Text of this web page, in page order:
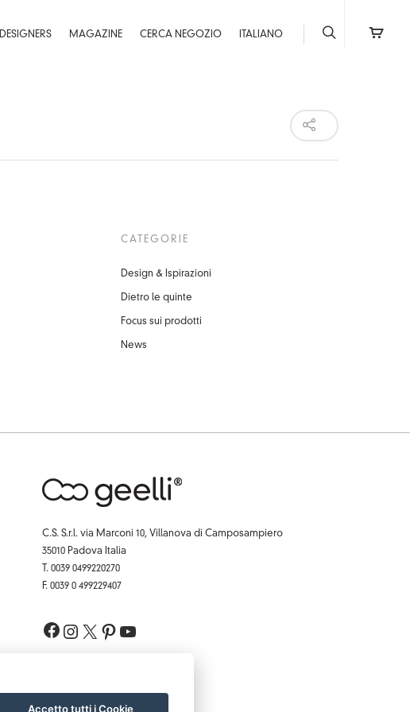
DESIGNERS MAGAZINE CERCA NEGOZIO ITALIANO
CATEGORIE
Design & Ispirazioni
Dietro le quinte
Focus sui prodotti
News
C.S. S.r.l. via Marconi 10, Villanova di Camposampiero
35010 Padova Italia
T. 0039 0499220270
F. 0039 0 499229407
Facebook
Instagram
X Pinterest
Accetto tutti i Cookie